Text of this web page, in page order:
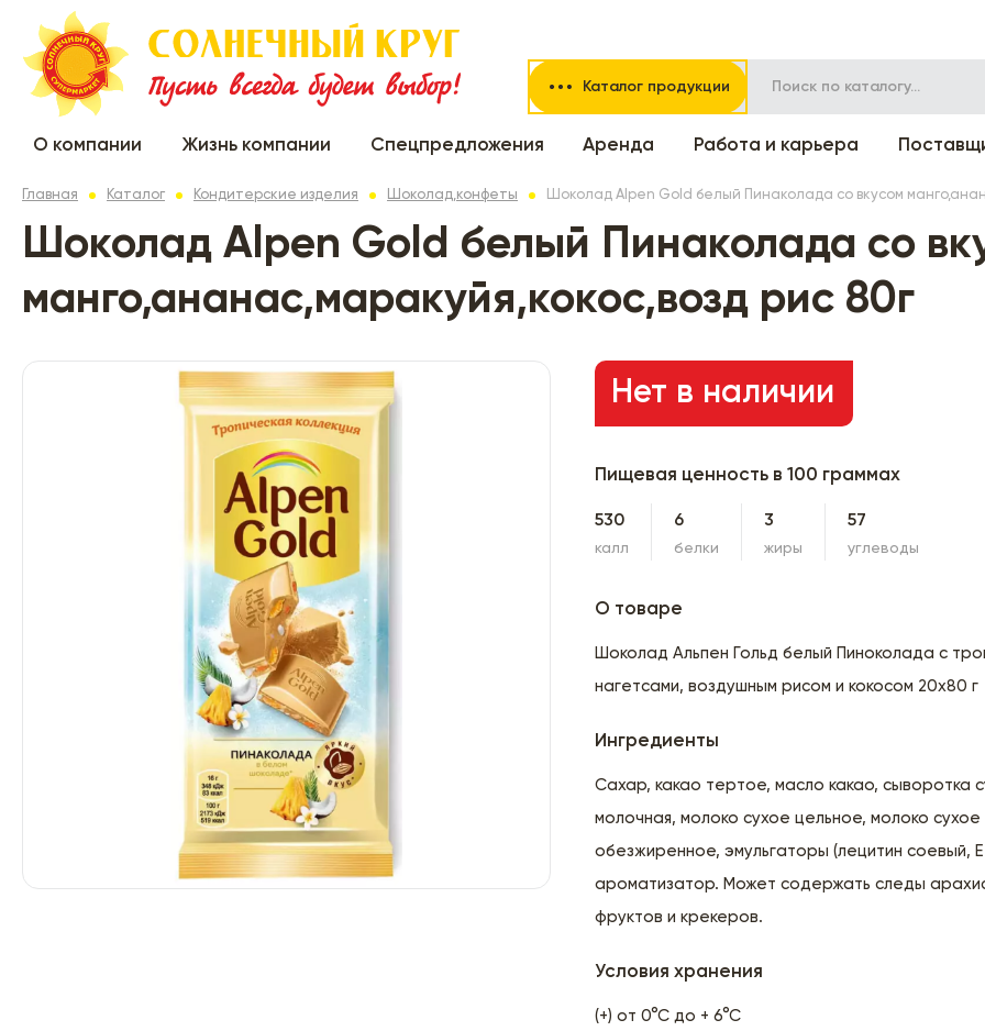
Каталог продукции
О компании Жизнь компании Спецпредложения Аренда Работа и карьера
Главная Каталог Кондитерские изделия Шоколад,конфеты Шоколад Alpen Gold белый Пинаколада со вкусом
Шоколад Alpen Gold белый Пинаколада со
манго,ананас,маракуйя,кокос,возд рис 80г
Нет в наличии
Пищевая ценность в 100 граммах
530
калл
6
белки
3
жиры
57
углеводы
О товаре
Шоколад Альпен Гольд белый Пиноколада с
нагетсами, воздушным рисом и кокосом 20х80 г
Ингредиенты
Сахар, какао тертое, масло какао, сыворотка
молочная, молоко сухое цельное, молоко сухое
обезжиренное, эмульгаторы (лецитин соевый,
ароматизатор. Может содержать следы
фруктов и крекеров.
Условия хранения
(+) от 0°С до + 6°С